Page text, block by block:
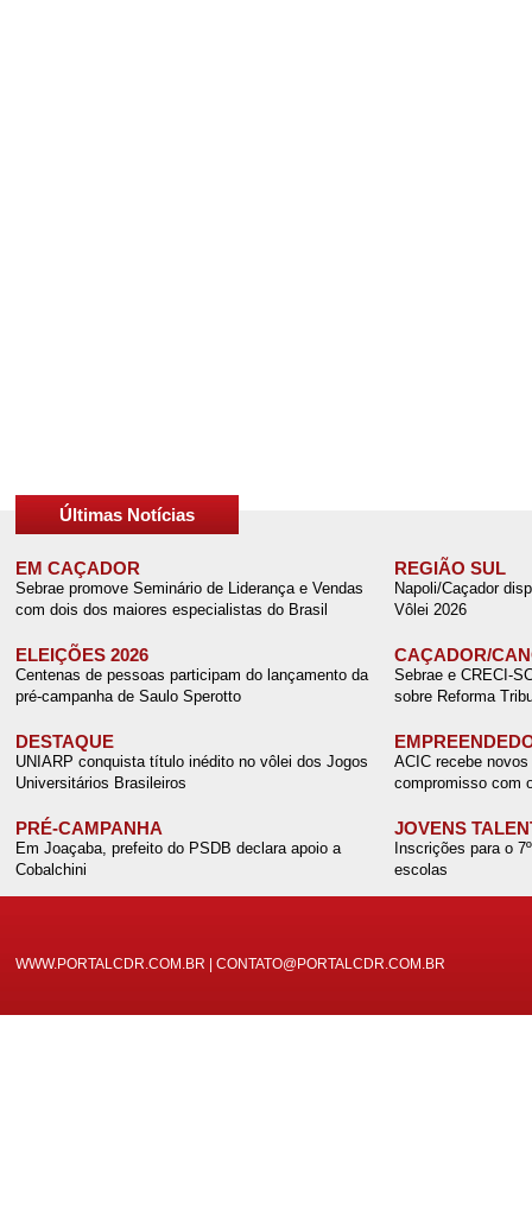
Últimas Notícias
EM CAÇADOR
Sebrae promove Seminário de Liderança e Vendas
com dois dos maiores especialistas do Brasil
REGIÃO SUL
Napoli/Caçador
Vôlei 2026
ELEIÇÕES 2026
Centenas de pessoas participam do lançamento da
pré-campanha de Saulo Sperotto
CAÇADOR/
Sebrae e CRECI-
sobre Reforma
DESTAQUE
UNIARP conquista título inédito no vôlei dos Jogos
Universitários Brasileiros
ACIC recebe
compromisso com
PRÉ-CAMPANHA
Em Joaçaba, prefeito do PSDB declara apoio a
Cobalchini
JOVENS
Inscrições para o
escolas
WWW.PORTALCDR.COM.BR | CONTATO@PORTALCDR.COM.BR